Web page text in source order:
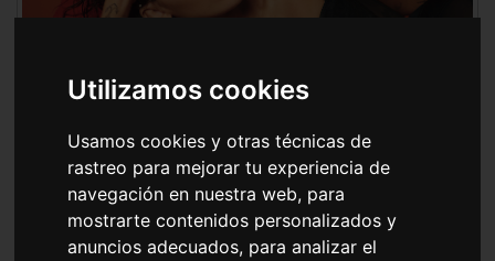
Utilizamos cookies
Usamos cookies y otras técnicas de
rastreo para mejorar tu experiencia de
navegación en nuestra web, para
mostrarte contenidos personalizados y
anuncios adecuados, para analizar el
Gafas de SolDolce & Gabbana
Ordenar por